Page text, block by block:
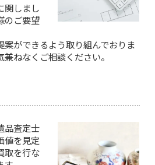
関しまし
のご要望
案ができるよう取り組んでおりま
兼ねなくご相談ください。
品査定士
値を見定
取を行な